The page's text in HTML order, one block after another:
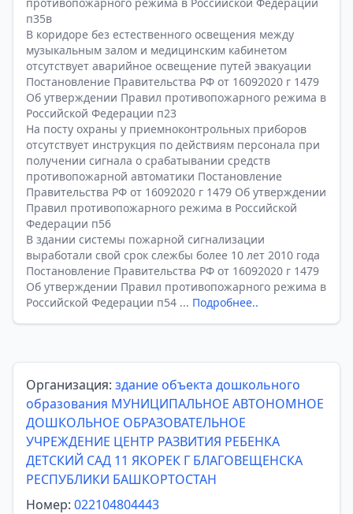
п35в
В коридоре без естественного освещения между
музыкальным залом и медицинским кабинетом
отсутствует аварийное освещение путей эвакуации
Постановление Правительства РФ от 16092020 г 1479
Об утверждении Правил противопожарного режима в
Российской Федерации п23
На посту охраны у приемноконтрольных приборов
отсутствует инструкция по действиям персонала при
получении сигнала о срабатывании средств
противопожарной автоматики Постановление
Правительства РФ от 16092020 г 1479 Об утверждении
Правил противопожарного режима в Российской
Федерации п56
В здании системы пожарной сигнализации
выработали свой срок слежбы более 10 лет 2010 года
Постановление Правительства РФ от 16092020 г 1479
Об утверждении Правил противопожарного режима в
Российской Федерации п54 ... Подробнее..
Организация: здание объекта дошкольного
образования МУНИЦИПАЛЬНОЕ АВТОНОМНОЕ
ДОШКОЛЬНОЕ ОБРАЗОВАТЕЛЬНОЕ
УЧРЕЖДЕНИЕ ЦЕНТР РАЗВИТИЯ РЕБЕНКА
ДЕТСКИЙ САД 11 ЯКОРЕК Г БЛАГОВЕЩЕНСКА
РЕСПУБЛИКИ БАШКОРТОСТАН
Номер: 022104804443